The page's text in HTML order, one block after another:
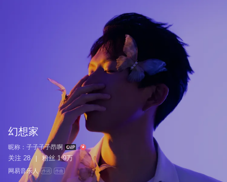
幻想家
昵称： 子子子子昂啊
关注 28 粉丝 1.9万
网易音乐人 作词 作曲